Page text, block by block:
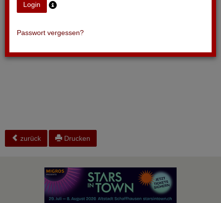
Passwort vergessen?
zurück Drucken